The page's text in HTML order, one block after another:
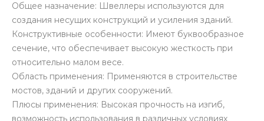
Общее назначение: Швеллеры используются для
создания несущих конструкций и усиления зданий.
Конструктивные особенности: Имеют буквообразное
сечение, что обеспечивает высокую жесткость при
относительно малом весе.
Область применения: Применяются в строительстве
мостов, зданий и других сооружений.
Плюсы применения: Высокая прочность на изгиб,
возможность использования в различных условиях